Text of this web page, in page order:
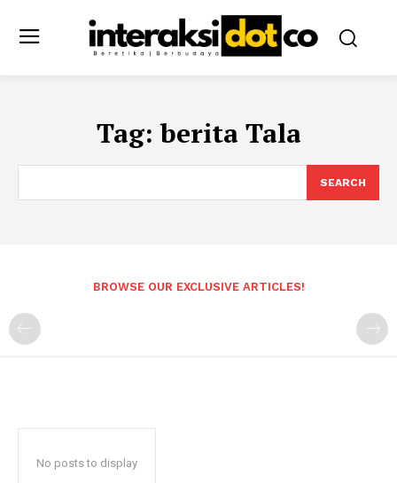
Tag:berita Tala
SEARCH
BROWSE OUR EXCLUSIVE ARTICLES!
No posts to display